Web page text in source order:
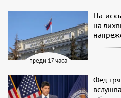
преди 17 часа
на
Фед